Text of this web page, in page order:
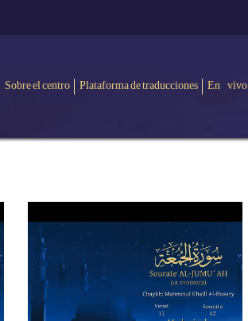
Sobre el centro Plataforma de traducciones En vivo